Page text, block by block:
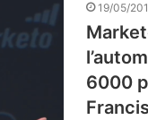
19/05/
6000